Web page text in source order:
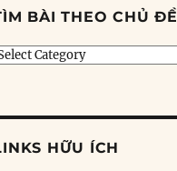
BÀI THEO CHỦ ĐỀ
HỮU ÍCH